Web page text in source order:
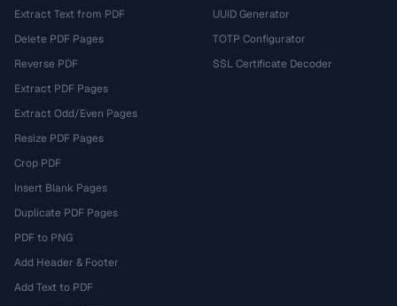
Extract Text from PDF
Delete PDF Pages
Reverse PDF
Extract PDF Pages
Extract Odd/Even Pages
Resize PDF Pages
Crop PDF
Insert Blank Pages
Duplicate PDF Pages
PDF to PNG
Add Header & Footer
Add Text to PDF
UUID Generator
TOTP Configurator
SSL Certificate Decoder